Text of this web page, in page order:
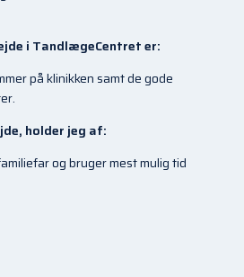
i TandlægeCentret er:
på klinikken samt de gode
holder jeg af:
og bruger mest mulig tid